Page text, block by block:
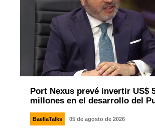
Port Nexus prevé invertir US$
millones en el desarrollo del
BaellaTalks 05 de agosto de 2026